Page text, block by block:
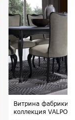
Витрина фабрики
коллекция